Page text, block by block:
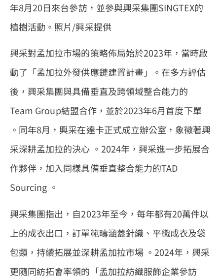
年8月20日來台參訪，並參與興采集團SINGTEX的
植樹活動。照片/興采提供
興采對孟加拉市場的策略佈局始於2023年，當時啟
動了「孟加拉外發供應鏈建置計畫」。在多方評估
後，興采集團與具備垂直及跨領域整合能力的
Team Group結盟合作，並於2023年6月首度下單
。同年8月，興采在達卡正式成立辦公室，象徵著興
采深耕孟加拉的決心 。2024年，興采進一步拓展合
作夥伴，加入同樣具備垂直整合能力的TAD
Sourcing 。
興采集團指出，自2023年至今，每年都有20萬件以
上的成衣出口，訂單範疇涵蓋針織、平織成衣及袋
包類，持續拓展並深耕孟加拉市場 。2024年，興采
更隨同紡拓會率領的「孟加拉紡織服飾企業參訪